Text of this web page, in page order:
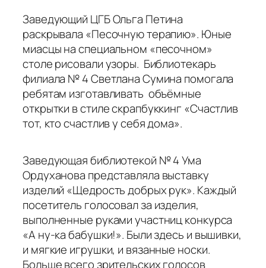
Заведующий ЦГБ Ольга Петина
раскрывала «Песочную терапию». Юные
миасцы на специальном «песочном»
столе рисовали узоры. Библиотекарь
филиала № 4 Светлана Сумина помогала
ребятам изготавливать объёмные
открытки в стиле скрапбуккинг «Счастлив
тот, кто счастлив у себя дома».
Заведующая библиотекой № 4 Ума
Ордуханова представляла выставку
изделий «Щедрость добрых рук». Каждый
посетитель голосовал за изделия,
выполненные руками участниц конкурса
«А ну-ка бабушки!». Были здесь и вышивки,
и мягкие игрушки, и вязанные носки.
Больше всего зрительских голосов